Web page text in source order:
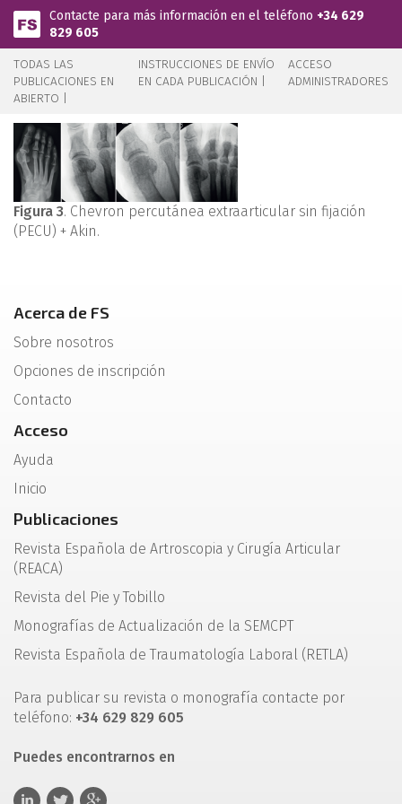
Pasar al contenido principal
Contacte para más información en el teléfono +34 629
829 605
TODAS LAS
PUBLICACIONES EN
ABIERTO |
INSTRUCCIONES DE ENVÍO
EN CADA PUBLICACIÓN |
ACCESO
ADMINISTRADORES
Figura 3. Chevron percutánea extraarticular sin fijación
(PECU) + Akin.
Acerca de FS
Sobre nosotros
Opciones de inscripción
Contacto
Acceso
Ayuda
Inicio
Publicaciones
Revista Española de Artroscopia y Cirugía Articular
(REACA)
Revista del Pie y Tobillo
Monografías de Actualización de la SEMCPT
Revista Española de Traumatología Laboral (RETLA)
Para publicar su revista o monografía contacte por
teléfono: +34 629 829 605
Puedes encontrarnos en